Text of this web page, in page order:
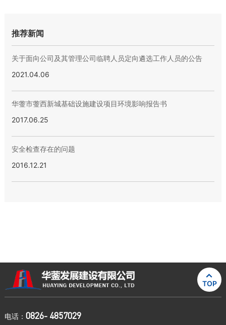
推荐新闻
关于面向公司及其管理公司临聘人员定向遴选工作人员的公告
2021.04.06
华蓥市蓥西新城基础设施建设项目环境影响报告书
2017.06.25
安全检查存在的问题
2016.12.21

TOP
电话： 0826- 4857029